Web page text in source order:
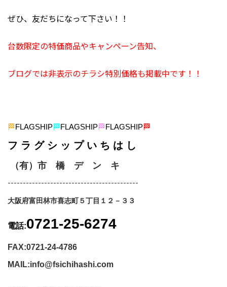
ぜひ、友だちになって下さい！！
台数限定の特価商品やキャンペーン告知、
ブログでは非表示のチラシ特別価格も掲載中です！！
🏁 FLAGSHIP🏁 FLAGSHIP🏁 FLAGSHIP🏁
フ ラ グ シ ッ プ い ち は し
（有）市 橋 デ ン キ
-------------------------------------------
大阪府富田林市喜志町５丁目１２－３３
電話:0721-25-6274
FAX:0721-24-4786
MAIL:info@fsichihashi.com